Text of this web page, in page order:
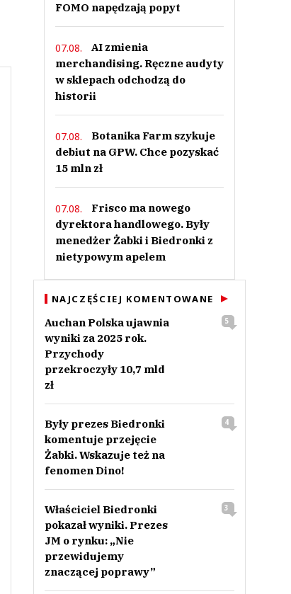
FOMO napędzają popyt
07.08.
AI zmienia
merchandising. Ręczne audyty
w sklepach odchodzą do
historii
07.08.
Botanika Farm szykuje
debiut na GPW. Chce pozyskać
15 mln zł
07.08.
Frisco ma nowego
dyrektora handlowego. Były
menedżer Żabki i Biedronki z
nietypowym apelem
NAJCZĘŚCIEJ KOMENTOWANE
Auchan Polska ujawnia
wyniki za 2025 rok.
Przychody
przekroczyły 10,7 mld
zł
5
Były prezes Biedronki
komentuje przejęcie
Żabki. Wskazuje też na
fenomen Dino!
4
Właściciel Biedronki
pokazał wyniki. Prezes
JM o rynku: „Nie
przewidujemy
znaczącej poprawy”
3